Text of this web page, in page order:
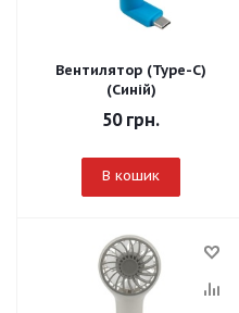
Вентилятор (Type-C)
(Синій)
50грн.
В кошик